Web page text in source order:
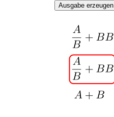
Ausgabe erzeugen